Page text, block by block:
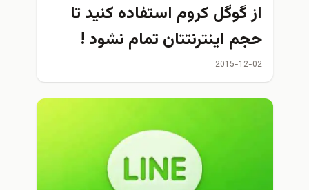
از گوگل کروم استفاده کنید تا
حجم اینترنتتان تمام نشود !
2015-12-02